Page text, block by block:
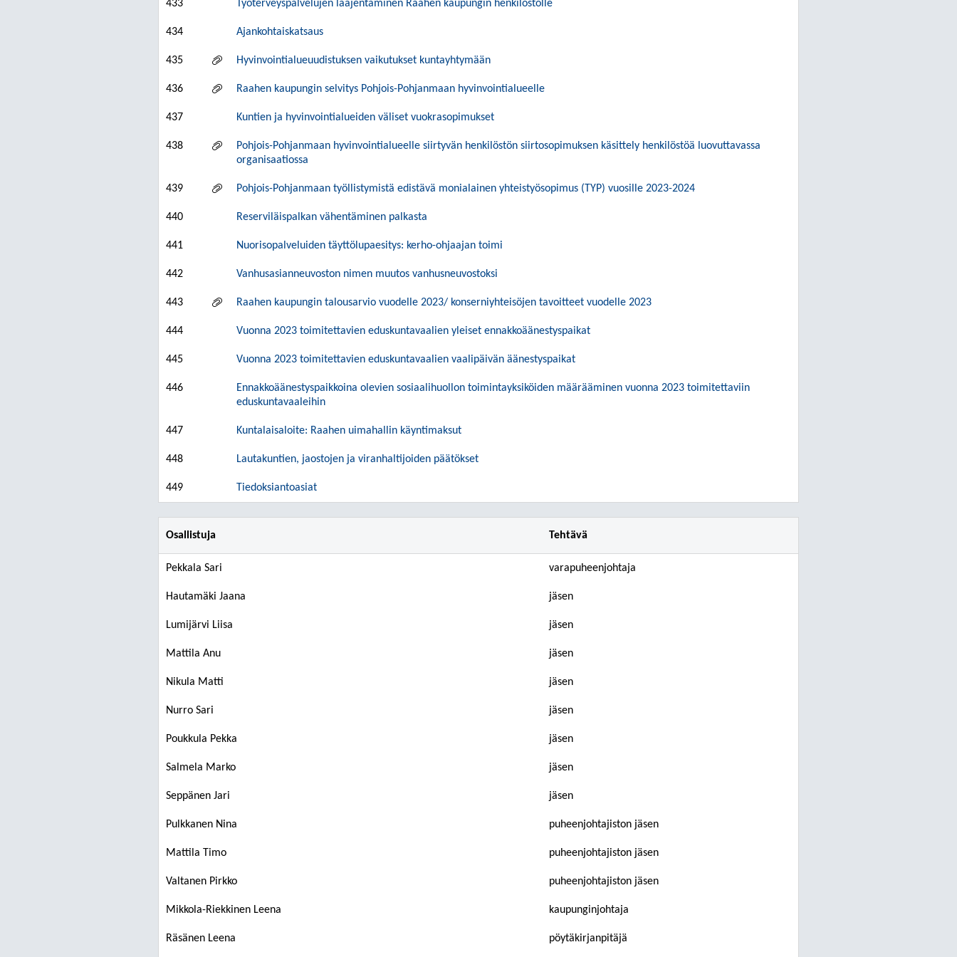
433 Työterveyspalvelujen laajentaminen Raahen kaupungin henkilöstölle
434 Ajankohtaiskatsaus
435 Hyvinvointialueuudistuksen vaikutukset kuntayhtymään
436 Raahen kaupungin selvitys Pohjois-Pohjanmaan hyvinvointialueelle
437 Kuntien ja hyvinvointialueiden väliset vuokrasopimukset
438
Pohjois-Pohjanmaan hyvinvointialueelle siirtyvän henkilöstön siirtosopimuksen käsittely henkilöstöä luovuttavassa
organisaatiossa
439 Pohjois-Pohjanmaan työllistymistä edistävä monialainen yhteistyösopimus (TYP) vuosille 2023-2024
440 Reserviläispalkan vähentäminen palkasta
441 Nuorisopalveluiden täyttölupaesitys: kerho-ohjaajan toimi
442 Vanhusasianneuvoston nimen muutos vanhusneuvostoksi
443 Raahen kaupungin talousarvio vuodelle 2023/ konserniyhteisöjen tavoitteet vuodelle 2023
444 Vuonna 2023 toimitettavien eduskuntavaalien yleiset ennakkoäänestyspaikat
445 Vuonna 2023 toimitettavien eduskuntavaalien vaalipäivän äänestyspaikat
446
Ennakkoäänestyspaikkoina olevien sosiaalihuollon toimintayksiköiden määrääminen vuonna 2023 toimitettaviin
eduskuntavaaleihin
447 Kuntalaisaloite: Raahen uimahallin käyntimaksut
448 Lautakuntien, jaostojen ja viranhaltijoiden päätökset
449 Tiedoksiantoasiat
Osallistuja Tehtävä
Pekkala Sari varapuheenjohtaja
Hautamäki Jaana jäsen
Lumijärvi Liisa jäsen
Mattila Anu jäsen
Nikula Matti jäsen
Nurro Sari jäsen
Poukkula Pekka jäsen
Salmela Marko jäsen
Seppänen Jari jäsen
Pulkkanen Nina puheenjohtajiston jäsen
Mattila Timo puheenjohtajiston jäsen
Valtanen Pirkko puheenjohtajiston jäsen
Mikkola-Riekkinen Leena kaupunginjohtaja
Räsänen Leena pöytäkirjanpitäjä